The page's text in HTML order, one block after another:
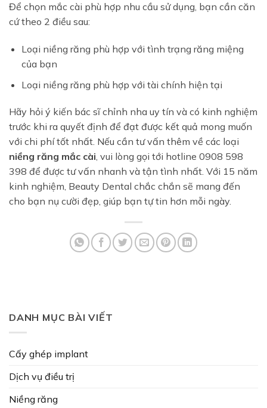
Để chọn mắc cài phù hợp nhu cầu sử dụng, bạn cần căn
cứ theo 2 điều sau:
Loại niềng răng phù hợp với tình trạng răng miệng
của bạn
Loại niềng răng phù hợp với tài chính hiện tại
Hãy hỏi ý kiến bác sĩ chỉnh nha uy tín và có kinh nghiệm
trước khi ra quyết định để đạt được kết quả mong muốn
với chi phí tốt nhất. Nếu cần tư vấn thêm về các loại
niềng răng mắc cài, vui lòng gọi tới hotline 0908 598
398 để được tư vấn nhanh và tận tình nhất. Với 15 năm
kinh nghiệm, Beauty Dental chắc chắn sẽ mang đến
cho bạn nụ cười đẹp, giúp bạn tự tin hơn mỗi ngày.
DANH MỤC BÀI VIẾT
Cấy ghép implant
Dịch vụ điều trị
Niềng răng